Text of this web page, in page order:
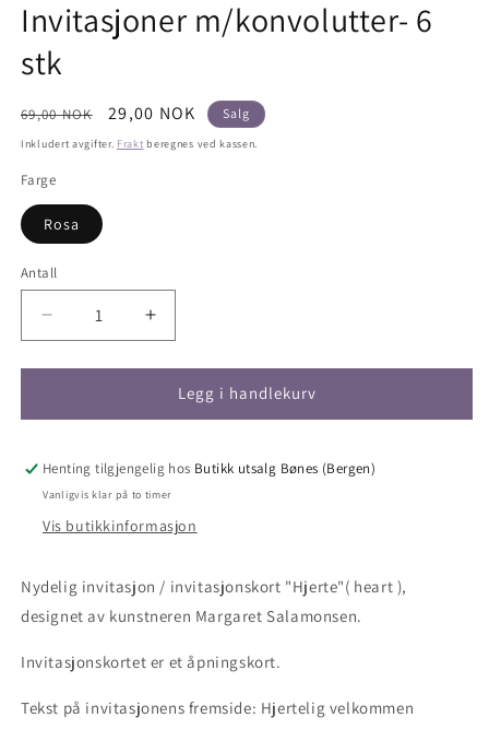
Invitasjoner m/konvolutter- 6
stk
Vanlig
pris
69,00 NOK Salgspris
29,00 NOK Salg
Inkludert avgifter. Frakt beregnes ved kassen.
Farge
Rosa
Antall
Antall
antallet
for
m/konvolutter-
stk
Øk
antallet
for
Invitasjoner
m/konvolutter-
stk
Legg i handlekurv
Henting tilgjengelig hos Butikk utsalg Bønes (Bergen)
Vanligvis klar på to timer
Vis butikkinformasjon
Nydelig invitasjon / invitasjonskort "Hjerte"( heart ),
designet av kunstneren Margaret Salamonsen.
Invitasjonskortet er et åpningskort.
Tekst på invitasjonens fremside: Hjertelig velkommen